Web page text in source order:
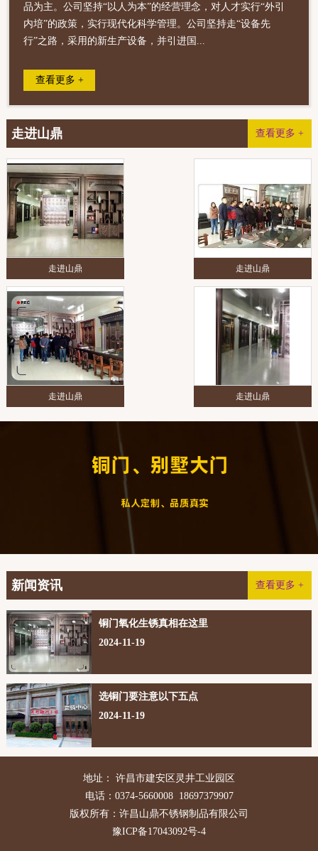
品为主。公司坚持“以人为本”的经营理念，对人才实行“外引
内培”的政策，实行现代化科学管理。公司坚持走“设备先
行”之路，采用的新生产设备，并引进国...
查看更多 +
查看更多 +
走进山鼎
走进山鼎 走进山鼎
走进山鼎 走进山鼎
查看更多 +
新闻资讯
铜门氧化生锈真相在这里
2024-11-19
选铜门要注意以下五点
2024-11-19
地址： 许昌市建安区灵井工业园区
电话：0374-5660008 18697379907
版权所有：许昌山鼎不锈钢制品有限公司
豫ICP备17043092号-4